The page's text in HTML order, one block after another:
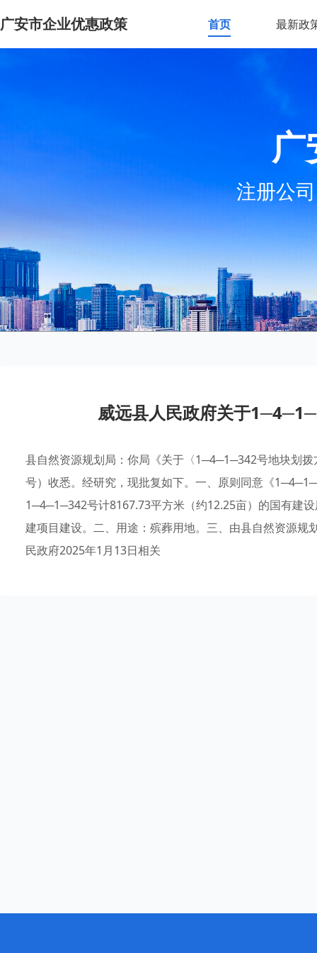
广安市企业优惠政策 首页 最新政
广
注册公
威远县人民政府关于
县自然资源规划局：你局《关于〈1─4─1─342号地块划
号）收悉。经研究，现批复如下。一、原则同意《
1─4─1─342号计8167.73平方米（约12.25亩）的国有建
建项目建设。二、用途：殡葬用地。三、由县自然资源
民政府2025年1月13日相关